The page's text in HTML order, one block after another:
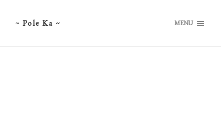
~ Pole Ka ~ MENU